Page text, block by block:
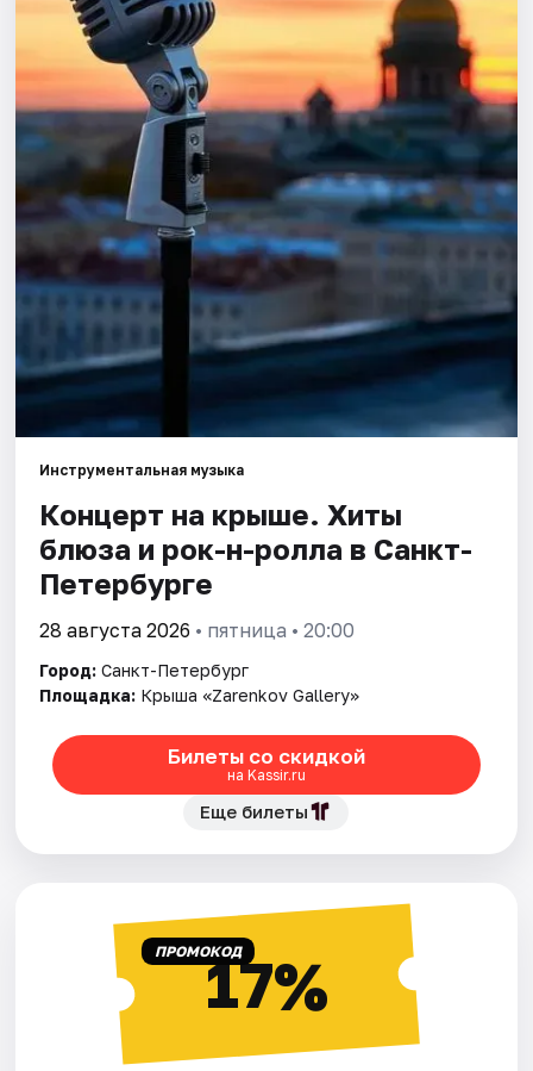
Города
Площадки
Артисты
Рейтинги
Инструментальная музыка
Концерт на крыше. Хиты
блюза и рок-н-ролла в Санкт-
Петербурге
28 августа 2026 • пятница • 20:00
Город: Санкт-Петербург
Площадка: Крыша «Zarenkov Gallery»
Билеты со скидкой
на Kassir.ru
Еще билеты
ПРОМОКОД17%